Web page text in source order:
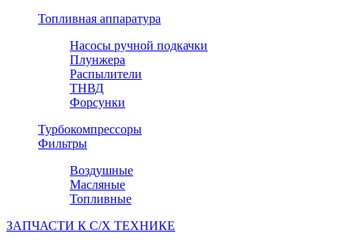
Топливная аппаратура
Насосы ручной подкачки
Плунжера
Распылители
ТНВД
Форсунки
Турбокомпрессоры
Фильтры
Воздушные
Масляные
Топливные
ЗАПЧАСТИ К С/Х ТЕХНИКЕ